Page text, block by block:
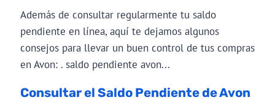
Además de consultar regularmente tu saldo
pendiente en línea, aquí te dejamos algunos
consejos para llevar un buen control de tus compras
en Avon: . saldo pendiente avon...
Consultar el Saldo Pendiente de Avon